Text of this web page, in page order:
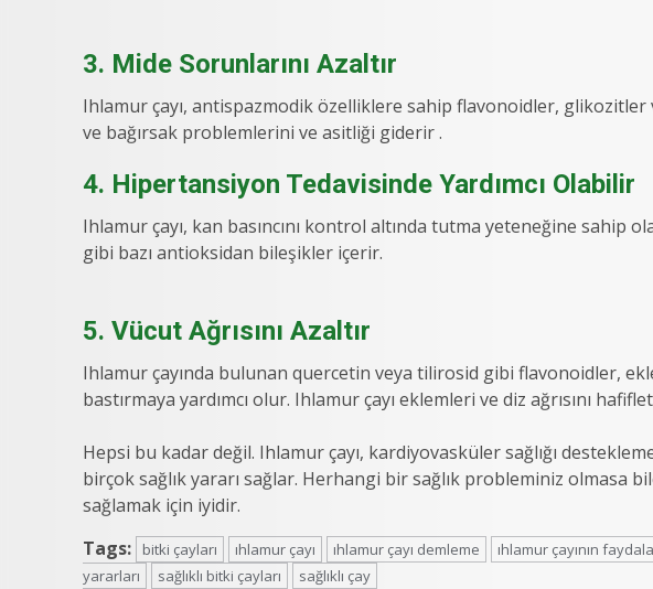
3. Mide Sorunlarını Azaltır
Ihlamur çayı, antispazmodik özelliklere sahip flavonoidler, glikozitler
ve bağırsak problemlerini ve asitliği giderir .
4. Hipertansiyon Tedavisinde Yardımcı Olabilir
Ihlamur çayı, kan basıncını kontrol altında tutma yeteneğine sahip
gibi bazı antioksidan bileşikler içerir.
5. Vücut Ağrısını Azaltır
Ihlamur çayında bulunan quercetin veya tilirosid gibi flavonoidler,
bastırmaya yardımcı olur. Ihlamur çayı eklemleri ve diz ağrısını
Hepsi bu kadar değil. Ihlamur çayı, kardiyovasküler sağlığı
birçok sağlık yararı sağlar. Herhangi bir sağlık probleminiz olmasa
sağlamak için iyidir.
Tags:
bitki çayları ıhlamur çayı ıhlamur çayı demleme ıhlamur çayının
yararları
sağlıklı bitki çayları sağlıklı çay